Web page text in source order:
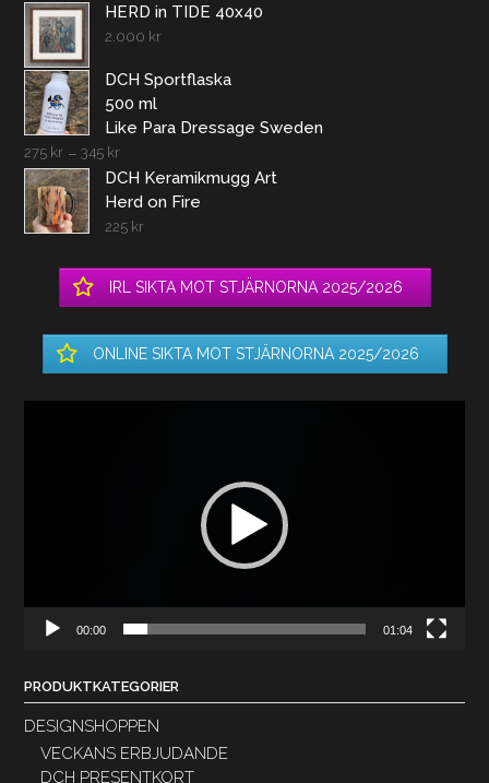
HERD in TIDE 40x40
2.000 kr
DCH Sportflaska
500 ml
Like Para Dressage Sweden
275 kr – 345 kr
DCH Keramikmugg Art
Herd on Fire
225 kr
IRL SIKTA MOT STJÄRNORNA 2025/2026
ONLINE SIKTA MOT STJÄRNORNA 2025/2026
00:00 01:04
PRODUKTKATEGORIER
DESIGNSHOPPEN
VECKANS ERBJUDANDE
DCH PRESENTKORT